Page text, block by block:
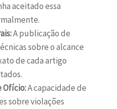
aceitado essa
A publicação de
sobre o alcance
de cada artigo
Ofício:A capacidade de
sobre violações